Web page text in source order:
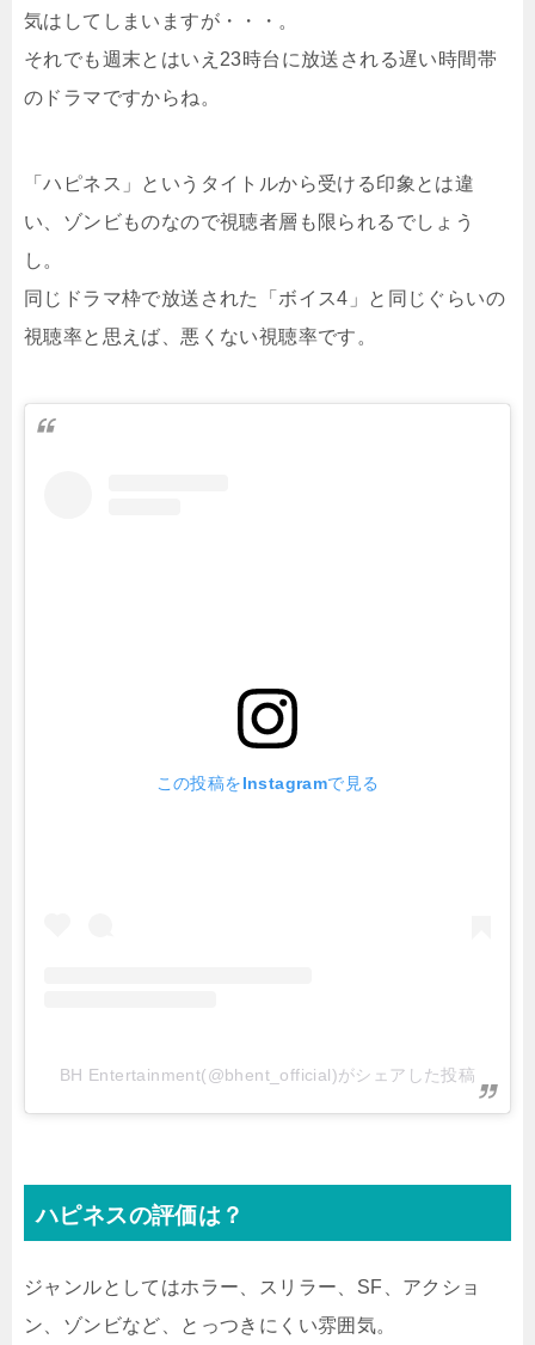
気はしてしまいますが・・・。
それでも週末とはいえ23時台に放送される遅い時間帯
のドラマですからね。
「ハピネス」というタイトルから受ける印象とは違
い、ゾンビものなので視聴者層も限られるでしょう
し。
同じドラマ枠で放送された「ボイス4」と同じぐらいの
視聴率と思えば、悪くない視聴率です。
この投稿をInstagramで見る
BH Entertainment(@bhent_official)がシェアした投稿
ハピネスの評価は？
ジャンルとしてはホラー、スリラー、SF、アクショ
ン、ゾンビなど、とっつきにくい雰囲気。